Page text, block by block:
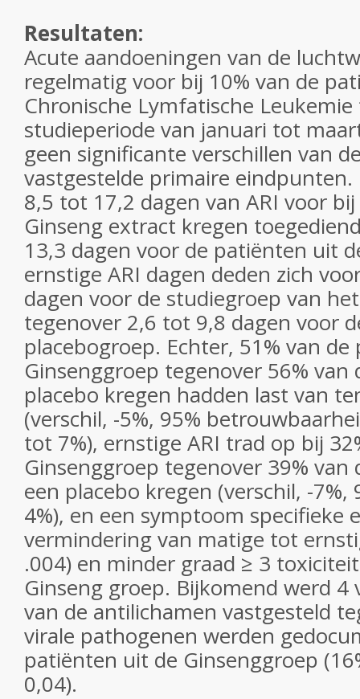
Resultaten:
Acute aandoeningen van de
regelmatig voor bij 10% van de
Chronische Lymfatische
studieperiode van januari tot
geen significante verschillen van
vastgestelde primaire eindpunten.
8,5 tot 17,2 dagen van ARI voor
Ginseng extract kregen
13,3 dagen voor de patiënten uit
ernstige ARI dagen deden zich
dagen voor de studiegroep van
tegenover 2,6 tot 9,8 dagen voor
placebogroep. Echter, 51% van
Ginsenggroep tegenover 56%
placebo kregen hadden last van
(verschil, -5%, 95%
tot 7%), ernstige ARI trad op bij
Ginsenggroep tegenover 39%
een placebo kregen (verschil, -7%,
4%), en een symptoom specifieke
vermindering van matige tot
.004) en minder graad ≥ 3
Ginseng groep. Bijkomend werd 4
van de antilichamen vastgesteld
virale pathogenen werden
patiënten uit de Ginsenggroep
0,04).